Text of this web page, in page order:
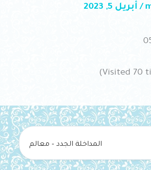
/ أبريل 5, 2023
المداخلة الجدد – معالم